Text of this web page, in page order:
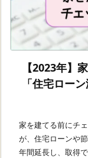
【2023年】
「住宅ロー
家を建てる前にチ
が、住宅ローンや
年間延長し、取得